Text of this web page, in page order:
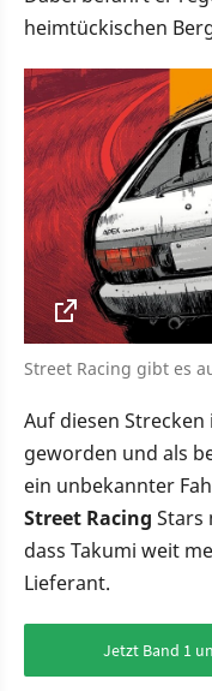
heimtückischen
Street Racing gibt es
Auf diesen
geworden und als
ein unbekannter
Street Racing Stars
dass Takumi weit
Lieferant.
Jetzt Band 1